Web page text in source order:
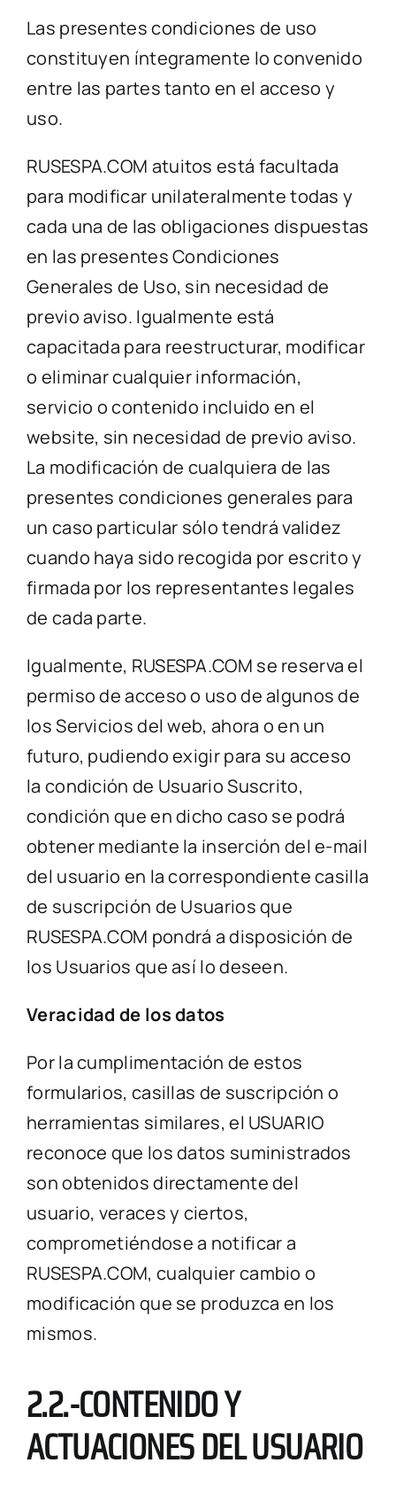
Las presentes condiciones de uso
constituyen íntegramente lo convenido
entre las partes tanto en el acceso y
uso.
RUSESPA.COM atuitos está facultada
para modificar unilateralmente todas y
cada una de las obligaciones dispuestas
en las presentes Condiciones
Generales de Uso, sin necesidad de
previo aviso. Igualmente está
capacitada para reestructurar, modificar
o eliminar cualquier información,
servicio o contenido incluido en el
website, sin necesidad de previo aviso.
La modificación de cualquiera de las
presentes condiciones generales para
un caso particular sólo tendrá validez
cuando haya sido recogida por escrito y
firmada por los representantes legales
de cada parte.
Igualmente, RUSESPA.COM se reserva el
permiso de acceso o uso de algunos de
los Servicios del web, ahora o en un
futuro, pudiendo exigir para su acceso
la condición de Usuario Suscrito,
condición que en dicho caso se podrá
obtener mediante la inserción del e-mail
del usuario en la correspondiente casilla
de suscripción de Usuarios que
RUSESPA.COM pondrá a disposición de
los Usuarios que así lo deseen.
Veracidad de los datos
Por la cumplimentación de estos
formularios, casillas de suscripción o
herramientas similares, el USUARIO
reconoce que los datos suministrados
son obtenidos directamente del
usuario, veraces y ciertos,
comprometiéndose a notificar a
RUSESPA.COM, cualquier cambio o
modificación que se produzca en los
mismos.
2.2.-CONTENIDO Y
ACTUACIONES DEL USUARIO